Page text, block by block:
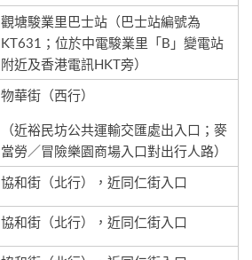
觀塘駿業里巴士站（巴士站編號為
KT631；位於中電駿業里「B」變電站
附近及香港電訊HKT旁）
物華街（西行）
（近裕民坊公共運輸交匯處出入口；麥
當勞／冒險樂園商場入口對出行人路）
協和街（北行），近同仁街入口
協和街（北行），近同仁街入口